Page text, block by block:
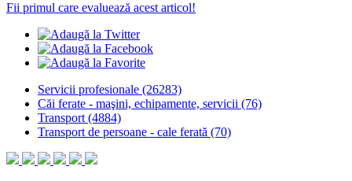
Fii primul care evaluează acest articol!
Servicii profesionale (26283)
Căi ferate - maşini, echipamente, servicii (76)
Transport(4884)
Transport de persoane - cale ferată (70)